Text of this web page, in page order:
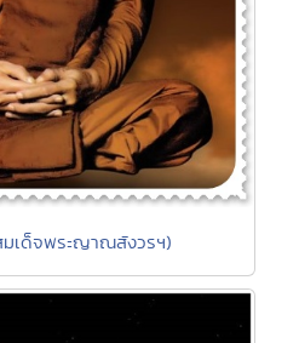
มเด็จพระญาณสังวรฯ)